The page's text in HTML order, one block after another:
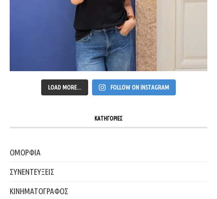
LOAD MORE... FOLLOW ON INSTAGRAM
ΚΑΤΗΓΟΡΙΕΣ
ΟΜΟΡΦΙΑ
ΣΥΝΕΝΤΕΥΞΕΙΣ
ΚΙΝΗΜΑΤΟΓΡΑΦΟΣ